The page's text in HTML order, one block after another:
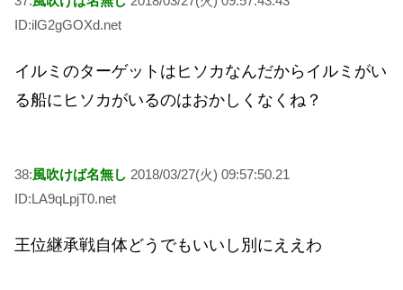
ID:ilG2gGOXd.net
イルミのターゲットはヒソカなんだからイルミがい
る船にヒソカがいるのはおかしくなくね？
38:風吹けば名無し 2018/03/27(火) 09:57:50.21
ID:LA9qLpjT0.net
王位継承戦自体どうでもいいし別にええわ